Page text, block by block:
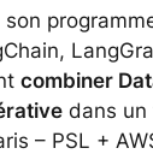
combiner
dans un
– PSL +